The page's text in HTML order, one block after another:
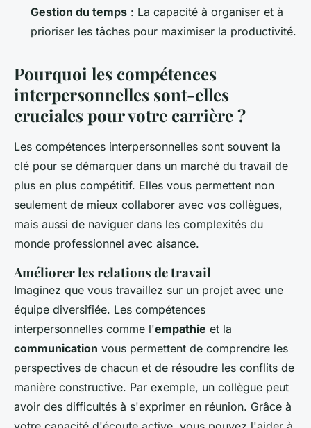
Gestion du temps : La capacité à organiser et à
prioriser les tâches pour maximiser la productivité.
Pourquoi les compétences
interpersonnelles sont-elles
cruciales pour votre carrière ?
Les compétences interpersonnelles sont souvent la
clé pour se démarquer dans un marché du travail de
plus en plus compétitif. Elles vous permettent non
seulement de mieux collaborer avec vos collègues,
mais aussi de naviguer dans les complexités du
monde professionnel avec aisance.
Améliorer les relations de travail
Imaginez que vous travaillez sur un projet avec une
équipe diversifiée. Les compétences
interpersonnelles comme l'empathie et la
communication vous permettent de comprendre les
perspectives de chacun et de résoudre les conflits de
manière constructive. Par exemple, un collègue peut
avoir des difficultés à s'exprimer en réunion. Grâce à